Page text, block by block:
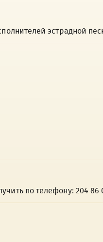
эстрадной
по телефону: 204 86